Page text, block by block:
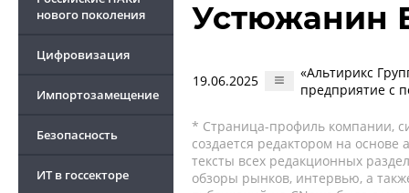
нового поколения
Цифровизация
Импортозамещение
Безопасность
ИТ в госсекторе
Устюжанин
19.06.2025
«Альтирикс
предприятие с
* Страница-профиль компании,
создается редактором на
тексты всех редакционных
обзоры рынков, интервью, а